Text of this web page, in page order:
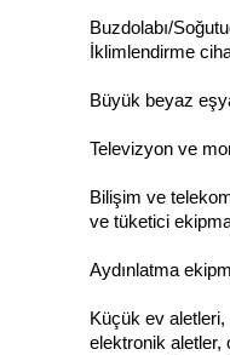
Buzdolabı/
İklimlendirme
Büyük beyaz
Televizyon ve
Bilişim ve
ve tüketici
Aydınlatma
Küçük ev
elektronik aletler,